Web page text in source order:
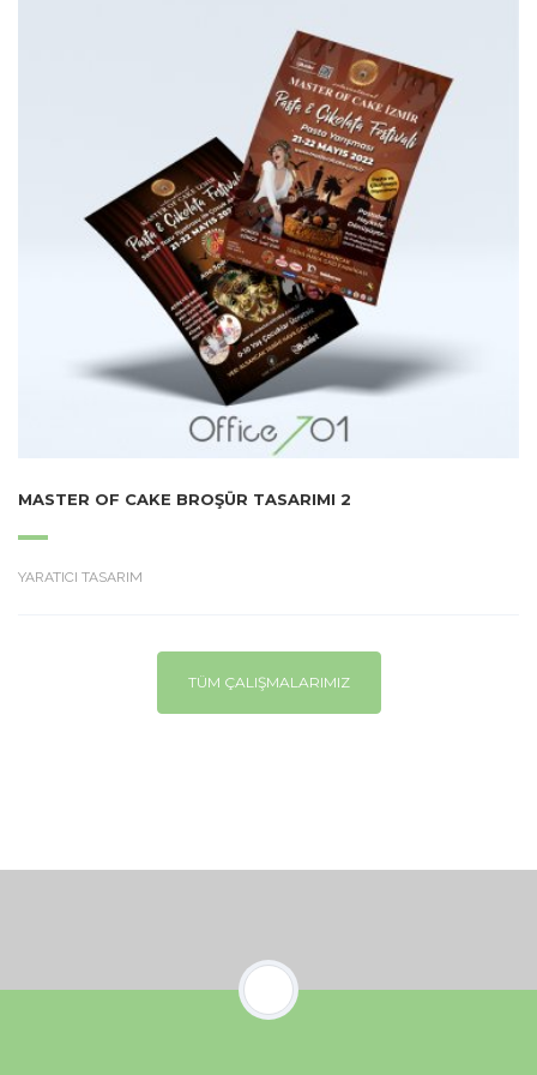
MASTER OF CAKE BROŞÜR TASARIMI 2
YARATICI TASARIM
TÜM ÇALIŞMALARIMIZ